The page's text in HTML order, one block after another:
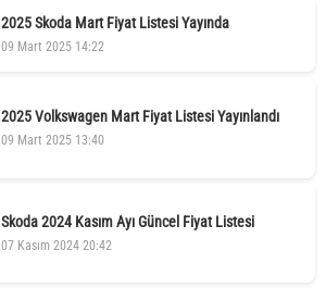
2025 Skoda Mart Fiyat Listesi Yayında
09 Mart 2025 14:22
2025 Volkswagen Mart Fiyat Listesi Yayınlandı
09 Mart 2025 13:40
Skoda 2024 Kasım Ayı Güncel Fiyat Listesi
07 Kasım 2024 20:42